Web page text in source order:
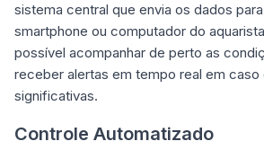
sistema central que envia os dados
smartphone ou computador do
possível acompanhar de perto as
receber alertas em tempo real em caso
significativas.
Controle Automatizado